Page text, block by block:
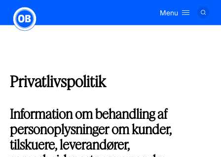
Menu
Privatlivspolitik
Information om behandling af
personoplysninger om kunder,
tilskuere, leverandører,